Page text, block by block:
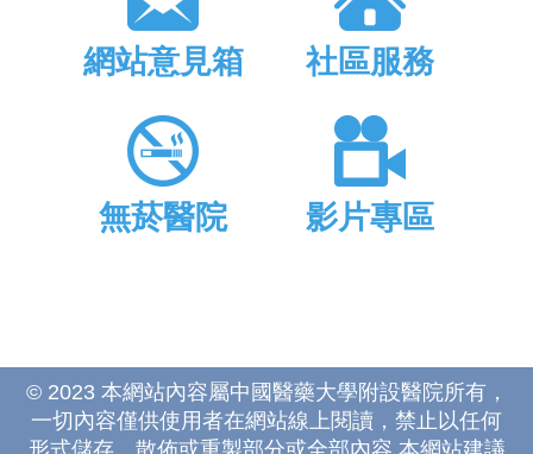
網站意見箱 社區服務
無菸醫院 影片專區
© 2023 本網站內容屬中國醫藥大學附設醫院所有，
一切內容僅供使用者在網站線上閱讀，禁止以任何
形式儲存、散佈或重製部分或全部內容 本網站建議